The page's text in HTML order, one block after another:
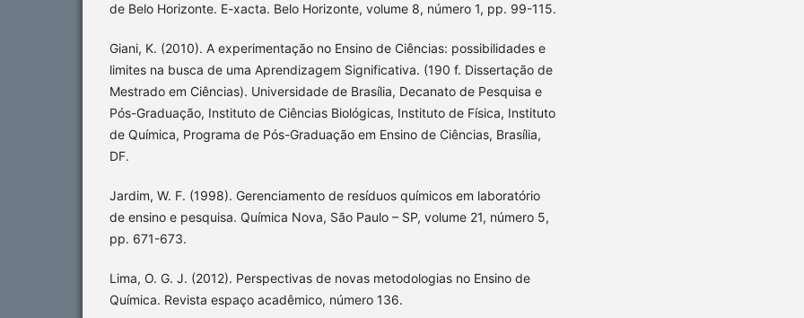
de Belo Horizonte. E-xacta. Belo Horizonte, volume 8, número 1, pp. 99-115.
Giani, K. (2010). A experimentação no Ensino de Ciências: possibilidades e
limites na busca de uma Aprendizagem Significativa. (190 f. Dissertação de
Mestrado em Ciências). Universidade de Brasília, Decanato de Pesquisa e
Pós-Graduação, Instituto de Ciências Biológicas, Instituto de Física, Instituto
de Química, Programa de Pós-Graduação em Ensino de Ciências, Brasília,
DF.
Jardim, W. F. (1998). Gerenciamento de resíduos químicos em laboratório
de ensino e pesquisa. Química Nova, São Paulo – SP, volume 21, número 5,
pp. 671-673.
Lima, O. G. J. (2012). Perspectivas de novas metodologias no Ensino de
Química. Revista espaço acadêmico, número 136.